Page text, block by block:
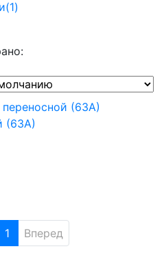
(1)
(63А)
1 Вперед